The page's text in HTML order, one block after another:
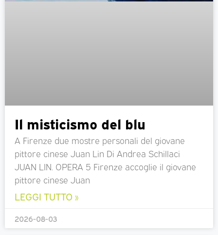
Il misticismo del blu
A Firenze due mostre personali del giovane
pittore cinese Juan Lin Di Andrea Schillaci
JUAN LIN. OPERA 5 Firenze accoglie il giovane
pittore cinese Juan
LEGGI TUTTO »
2026-08-03